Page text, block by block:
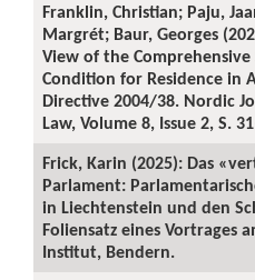
Franklin, Christian; Paju,
Margrét; Baur, Georges
View of the Comprehensive
Condition for Residence in
Directive 2004/38. Nordic
Law, Volume 8, Issue 2, S.
Frick, Karin (2025): Das
Parlament:
in Liechtenstein und den
Foliensatz eines Vortrages
Institut, Bendern.